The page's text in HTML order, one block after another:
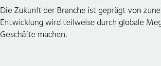
Die Zukunft der Branche ist geprägt von
Entwicklung wird teilweise durch globale
Geschäfte machen.